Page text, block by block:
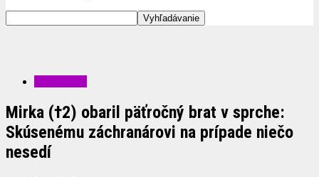
Mirka (†2) obaril päťročný brat v sprche:
Skúsenému záchranárovi na prípade niečo
nesedí